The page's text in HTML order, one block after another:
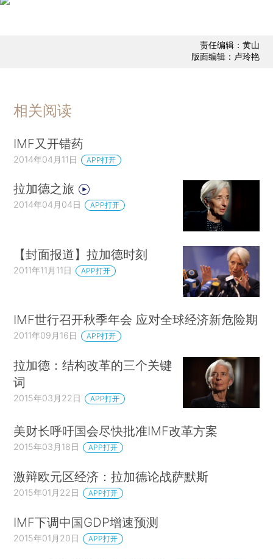
责任编辑：黄山
版面编辑：卢玲艳
相关阅读
IMF又开错药
2014年04月11日 APP打开
拉加德之旅
2014年04月04日 APP打开
【封面报道】拉加德时刻
2011年11月11日 APP打开
IMF世行召开秋季年会 应对全球经济新危险期
2011年09月16日 APP打开
拉加德：结构改革的三个关键
词
2015年03月22日 APP打开
美财长呼吁国会尽快批准IMF改革方案
2015年03月18日 APP打开
激辩欧元区经济：拉加德论战萨默斯
2015年01月22日 APP打开
IMF下调中国GDP增速预测
2015年01月20日 APP打开